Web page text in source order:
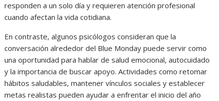
responden a un solo día y requieren atención profesional
cuando afectan la vida cotidiana.
En contraste, algunos psicólogos consideran que la
conversación alrededor del Blue Monday puede servir como
una oportunidad para hablar de salud emocional, autocuidado
y la importancia de buscar apoyo. Actividades como retomar
hábitos saludables, mantener vínculos sociales y establecer
metas realistas pueden ayudar a enfrentar el inicio del año